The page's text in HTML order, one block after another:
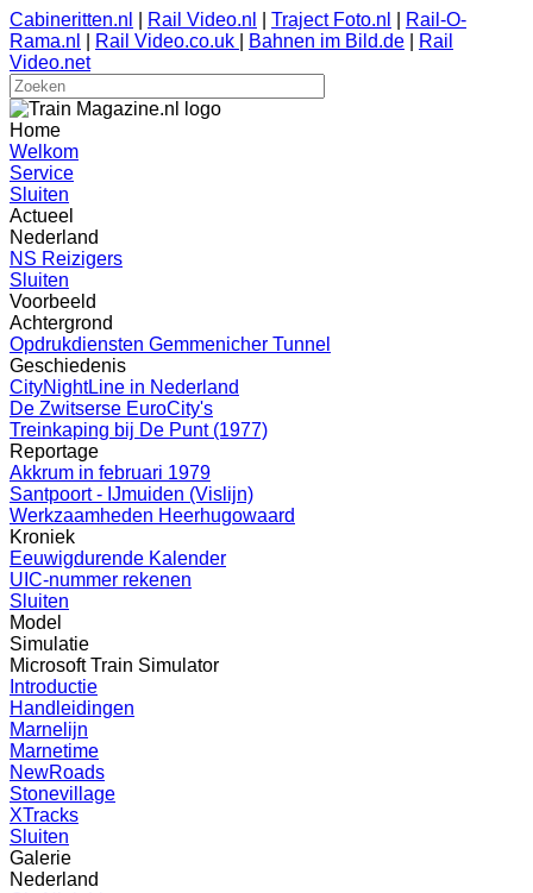
Cabineritten.nl Rail Video.nl Traject Foto.nl
Rail-O-
Rama.nl
Rail Video.co.uk Bahnen im Bild.de
Rail
Video.net
Home
Welkom
Service
Sluiten
Actueel
Nederland
NS Reizigers
Sluiten
Voorbeeld
Achtergrond
Opdrukdiensten Gemmenicher Tunnel
Geschiedenis
CityNightLine in Nederland
De Zwitserse EuroCity's
Treinkaping bij De Punt (1977)
Reportage
Akkrum in februari 1979
Santpoort - IJmuiden (Vislijn)
Werkzaamheden Heerhugowaard
Kroniek
Eeuwigdurende Kalender
UIC-nummer rekenen
Sluiten
Model
Simulatie
Microsoft Train Simulator
Introductie
Handleidingen
Marnelijn
Marnetime
NewRoads
Stonevillage
XTracks
Sluiten
Galerie
Nederland